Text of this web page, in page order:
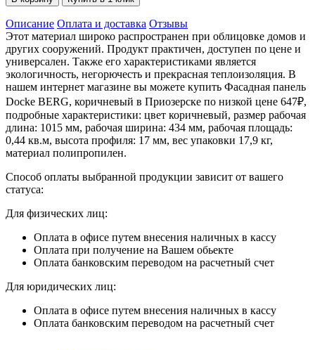
Описание Оплата и доставка Отзывы
Этот материал широко распространен при облицовке домов и
других сооружений. Продукт практичен, доступен по цене и
универсален. Также его характеристиками является
экологичность, негорючесть и прекрасная теплоизоляция. В
нашем интернет магазине вы можете купить Фасадная панель
Docke BERG, коричневый в Приозерске по низкой цене 647₽,
подробные характеристики: цвет коричневый, размер рабочая
длина: 1015 мм, рабочая ширина: 434 мм, рабочая площадь:
0,44 кв.м, высота профиля: 17 мм, вес упаковки 17,9 кг,
материал полипропилен.
Способ оплаты выбранной продукции зависит от вашего
статуса:
Для физических лиц:
Оплата в офисе путем внесения наличных в кассу
Оплата при получение на Вашем обьекте
Оплата банковским переводом на расчетный счет
Для юридических лиц:
Оплата в офисе путем внесения наличных в кассу
Оплата банковским переводом на расчетный счет